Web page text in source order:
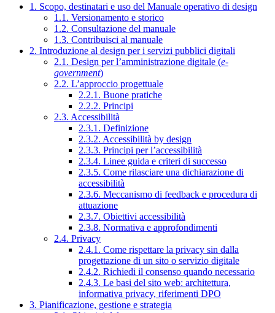
1. Scopo, destinatari e uso del Manuale operativo di design
1.1. Versionamento e storico
1.2. Consultazione del manuale
1.3. Contribuisci al manuale
2. Introduzione al design per i servizi pubblici digitali
2.1. Design per l’amministrazione digitale (e-
government)
2.2. L’approccio progettuale
2.2.1. Buone pratiche
2.2.2. Principi
2.3. Accessibilità
2.3.1. Definizione
2.3.2. Accessibilità by design
2.3.3. Principi per l’accessibilità
2.3.4. Linee guida e criteri di successo
2.3.5. Come rilasciare una dichiarazione di
accessibilità
2.3.6. Meccanismo di feedback e procedura di
attuazione
2.3.7. Obiettivi accessibilità
2.3.8. Normativa e approfondimenti
2.4. Privacy
2.4.1. Come rispettare la privacy sin dalla
progettazione di un sito o servizio digitale
2.4.2. Richiedi il consenso quando necessario
2.4.3. Le basi del sito web: architettura,
informativa privacy, riferimenti DPO
3. Pianificazione, gestione e strategia